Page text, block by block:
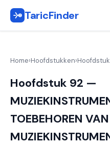
TaricFinder
Home›Hoofdstukken›
Hoofdstuk 92 —
TOEBEHOREN VAN